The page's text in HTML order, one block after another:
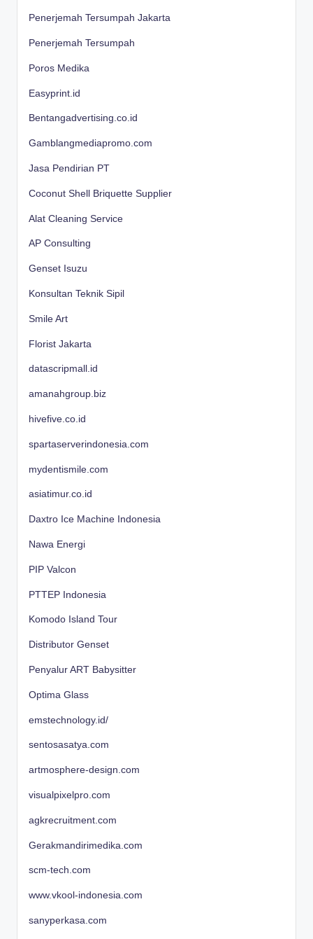
Penerjemah Tersumpah Jakarta
Penerjemah Tersumpah
Poros Medika
Easyprint.id
Bentangadvertising.co.id
Gamblangmediapromo.com
Jasa Pendirian PT
Coconut Shell Briquette Supplier
Alat Cleaning Service
AP Consulting
Genset Isuzu
Konsultan Teknik Sipil
Smile Art
Florist Jakarta
datascripmall.id
amanahgroup.biz
hivefive.co.id
spartaserverindonesia.com
mydentismile.com
asiatimur.co.id
Daxtro Ice Machine Indonesia
Nawa Energi
PIP Valcon
PTTEP Indonesia
Komodo Island Tour
Distributor Genset
Penyalur ART Babysitter
Optima Glass
emstechnology.id/
sentosasatya.com
artmosphere-design.com
visualpixelpro.com
agkrecruitment.com
Gerakmandirimedika.com
scm-tech.com
www.vkool-indonesia.com
sanyperkasa.com